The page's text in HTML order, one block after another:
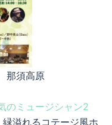
那須高原
のミュージシャン2
溢れるコテージ風ホ